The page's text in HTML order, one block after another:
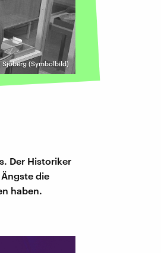
Sjoberg (Symbolbild)
Der Historiker
die
haben.